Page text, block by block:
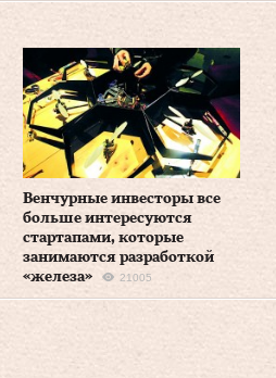
Венчурные инвесторы все
больше интересуются
стартапами, которые
занимаются разработкой
«железа»
21005